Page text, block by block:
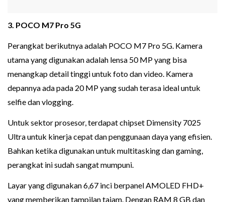
3. POCO M7 Pro 5G
Perangkat berikutnya adalah POCO M7 Pro 5G. Kamera
utama yang digunakan adalah lensa 50 MP yang bisa
menangkap detail tinggi untuk foto dan video. Kamera
depannya ada pada 20 MP yang sudah terasa ideal untuk
selfie dan vlogging.
Untuk sektor prosesor, terdapat chipset Dimensity 7025
Ultra untuk kinerja cepat dan penggunaan daya yang efisien.
Bahkan ketika digunakan untuk multitasking dan gaming,
perangkat ini sudah sangat mumpuni.
Layar yang digunakan 6,67 inci berpanel AMOLED FHD+
yang memberikan tampilan tajam. Dengan RAM 8 GB dan